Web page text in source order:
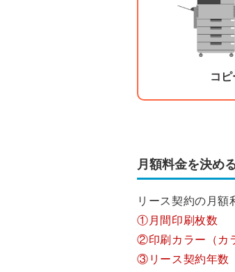
コ
月額料金を決め
リース契約の月額
①月間印刷枚数
②印刷カラー（カ
③リース契約年数